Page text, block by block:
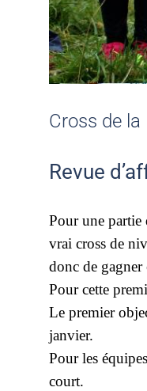
Cross de
Revue
Pour une partie
vrai cross de
donc de gagner
Pour cette
Le premier
janvier.
Pour les
court.